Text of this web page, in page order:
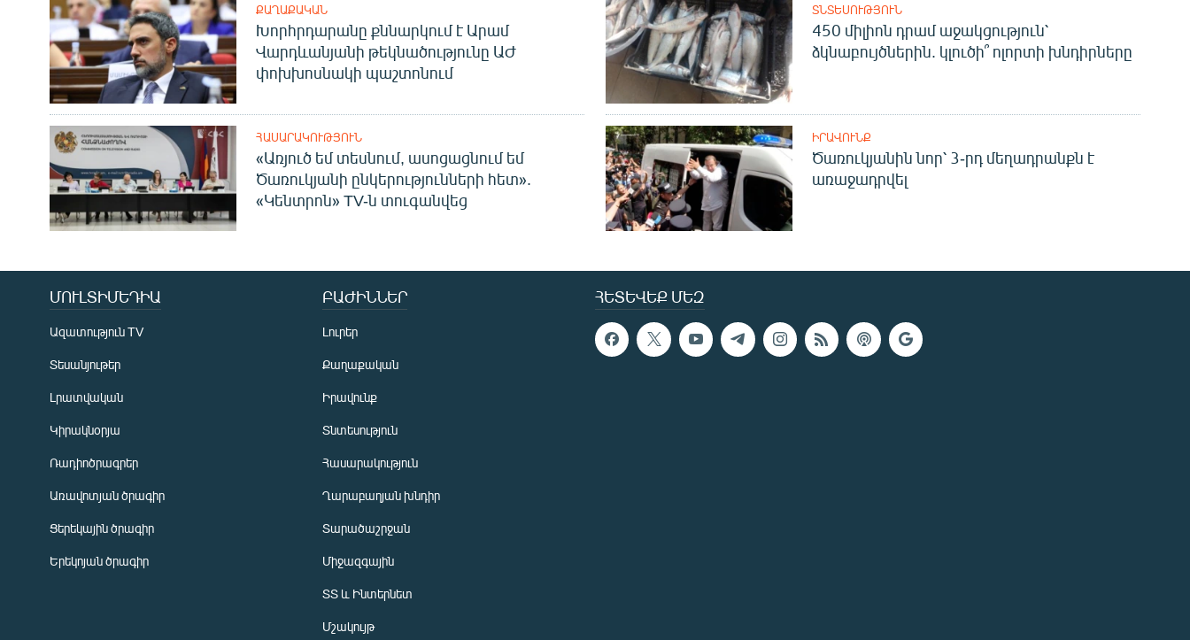
ՔԱՂԱՔԱԿԱՆ
Խորհրդարանը քննարկում է Արամ
Վարդևանյանի թեկնածությունը ԱԺ
փոխխոսնակի պաշտոնում
ՏՆՏԵՍՈՒԹՅՈՒՆ
450 միլիոն դրամ աջակցություն՝
ձկնաբույծներին. կլուծի՞ ոլորտի խնդիրները
ՀԱՍԱՐԱԿՈՒԹՅՈՒՆ
«Առյուծ եմ տեսնում, ասոցացնում եմ
Ծառուկյանի ընկերությունների հետ».
«Կենտրոն» TV-ն տուգանվեց
ԻՐԱՎՈՒՆՔ
Ծառուկյանին նոր՝ 3-րդ մեղադրանքն է
առաջադրվել
ՀԵՏԵՎԵՔ ՄԵԶ
ՄՈՒԼՏԻՄԵԴԻԱ
Ազատություն TV
Տեսանյութեր
Լրատվական
Կիրակնօրյա
Ռադիոծրագրեր
Առավոտյան ծրագիր
Ցերեկային ծրագիր
Երեկոյան ծրագիր
ԲԱԺԻՆՆԵՐ
Լուրեր
Քաղաքական
Իրավունք
Տնտեսություն
Հասարակություն
Ղարաբաղյան խնդիր
Տարածաշրջան
Միջազգային
ՏՏ և Ինտերնետ
Մշակույթ